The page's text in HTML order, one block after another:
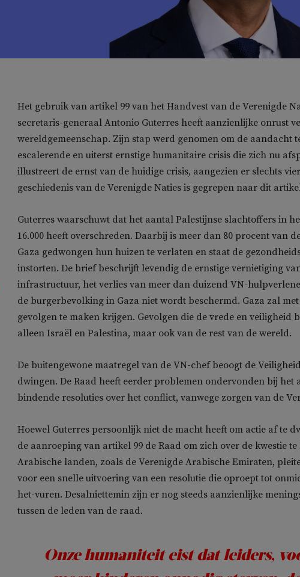
Het gebruik van artikel 99 van het Handvest van de Verenigde
secretaris-generaal Antonio Guterres heeft aanzienlijke onrust
wereldgemeenschap. Zijn stap werd genomen om de aandacht
escalerende en uiterst ernstige humanitaire crisis die zich nu
illustreert de ernst van de huidige crisis, aangezien er slechts
geschiedenis van de Verenigde Naties is gegrepen naar dit
Guterres waarschuwt dat het aantal Palestijnse slachtoffers in
16.000 heeft overschreden. Daarbij is meer dan 80 procent van
Gaza gedwongen hun huizen te verlaten en staat de
instorten. De brief beschrijft levendig de ernstige vernietiging
infrastructuur, het verlies van meer dan duizend VN-
de burgerbevolking in Gaza niet wordt beschermd. Gaza zal
gevolgen te maken krijgen. Gevolgen die de vrede en veiligheid
alleen Israël en Palestina, maar ook van de rest van de wereld.
De buitengewone maatregel van de VN-chef beoogt de
dwingen. De Raad heeft eerder problemen ondervonden bij het
bindende resoluties over het conflict, vanwege zorgen van de
Hoewel Guterres persoonlijk niet de macht heeft om actie af te
de aanroeping van artikel 99 de Raad om zich over de kwestie
Arabische landen, zoals de Verenigde Arabische Emiraten,
voor een snelle uitvoering van een resolutie die oproept tot
het-vuren. Desalniettemin zijn er nog steeds aanzienlijke
tussen de leden van de raad.
Onze humaniteit eist dat leiders,